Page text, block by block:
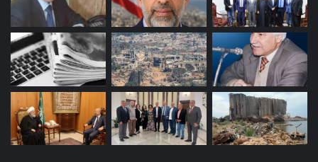
دراسة
طاقة
(12)
مصارف
(168)
معادن
(1)
موازنة
نفط
(91)
اتصالات
(26)